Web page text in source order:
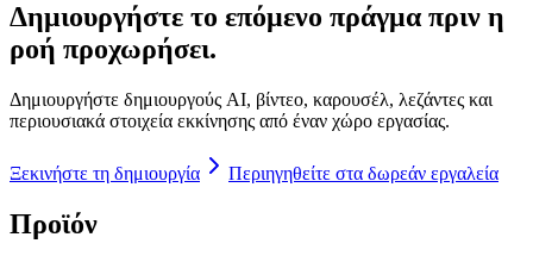
Δημιουργήστε το επόμενο πράγμα πριν η
ροή προχωρήσει.
Δημιουργήστε δημιουργούς AI, βίντεο, καρουσέλ, λεζάντες και
περιουσιακά στοιχεία εκκίνησης από έναν χώρο εργασίας.
Ξεκινήστε τη δημιουργία Περιηγηθείτε στα δωρεάν εργαλεία
Προϊόν